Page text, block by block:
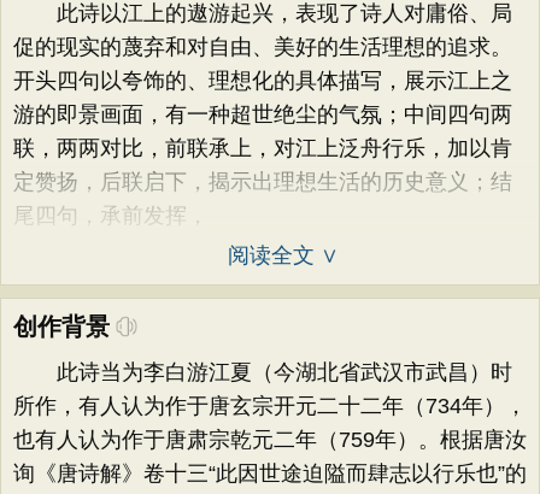
此诗以江上的遨游起兴，表现了诗人对庸俗、局
促的现实的蔑弃和对自由、美好的生活理想的追求。
开头四句以夸饰的、理想化的具体描写，展示江上之
游的即景画面，有一种超世绝尘的气氛；中间四句两
联，两两对比，前联承上，对江上泛舟行乐，加以肯
定赞扬，后联启下，揭示出理想生活的历史意义；结
尾四句，承前发挥，
阅读全文 ∨
创作背景
此诗当为李白游江夏（今湖北省武汉市武昌）时
所作，有人认为作于唐玄宗开元二十二年（734年），
也有人认为作于唐肃宗乾元二年（759年）。根据唐汝
询《唐诗解》卷十三“此因世途迫隘而肆志以行乐也”的